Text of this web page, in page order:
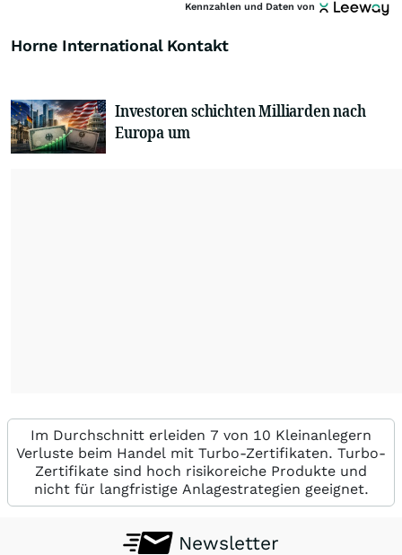
Kennzahlen und Daten von
Horne International Kontakt
Investoren schichten Milliarden nach
Europa um
Im Durchschnitt erleiden 7 von 10 Kleinanlegern
Verluste beim Handel mit Turbo-Zertifikaten. Turbo-
Zertifikate sind hoch risikoreiche Produkte und
nicht für langfristige Anlagestrategien geeignet.
Newsletter